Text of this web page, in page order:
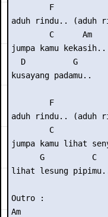
F
aduh rindu.. (aduh
        C      Am
jumpa kamu kekasih..
  D          G
kusayang padamu..
F
aduh rindu.. (aduh
C
jumpa kamu lihat
      G          C
lihat lesung
Outro :
Am